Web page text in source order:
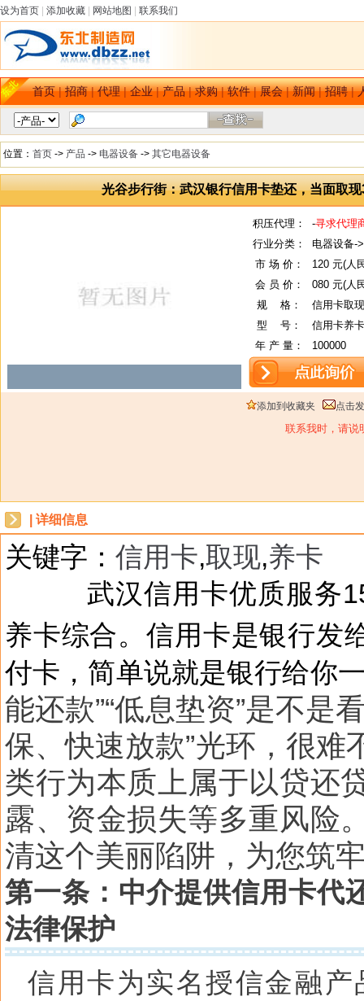
设为首页 添加收藏 网站地图 联系我们
首页|招商|代理|企业|产品|求购|软件|展会|新闻|招聘|
位置： 首页 -> 产品 -> 电器设备 -> 其它电器设备
光谷步行街：武汉银行信用卡垫还，当面取
积压代理： -寻求代理
行业分类：
电器设备-
市 场 价：
120 元(人
会 员 价：
080 元(人
规
格：
信用卡取
型
号：
信用卡养
年 产 量：
100000
添加到收藏夹 点击
联系我时，请说
| 详细信息
关键字： 信用卡,取现,养卡
武汉信用卡优质服务
养卡综合。信用卡是银行发
付卡 ，简单说就是银行给你
能还款”“低息垫资”是不是
保、快速放款”光环，很
类行为本质上属于以贷还
露、资金损失等多重风险
清这个美丽陷阱，为您筑
第一条：中介提供信用卡代
法律保护
信用卡为实名授信金融